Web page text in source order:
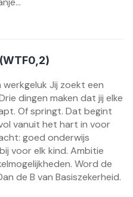
Jij zoekt een
dingen maken dat jij elke
Of springt. Dat begint
vanuit het hart in voor
goed onderwijs
voor elk kind. Ambitie
Word de
de B van Basiszekerheid.